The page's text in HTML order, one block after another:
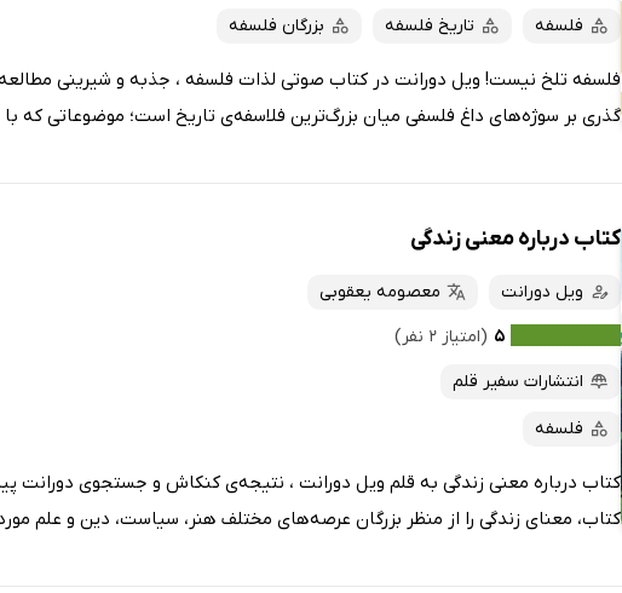
ارزان ترین‌ها
فلسفه تاریخ فلسفه بزرگان فلسفه
فلسفه تلخ نیست! ویل دورانت در کتاب صوتی لذات فلسفه ، جذبه و شیرینی
گذری بر سوژه‌های داغ فلسفی میان بزرگ‌ترین فلاسفه‌ی تاریخ است؛ موضوعاتی که
کتاب درباره معنی زندگی
ویل دورانت
معصومه یعقوبی
۵ (امتیاز ۲ نفر)
انتشارات سفیر قلم
فلسفه
کتاب درباره معنی زندگی به قلم ویل دورانت ، نتیجه‌ی کنکاش و جستجوی دورانت
کتاب، معنای زندگی را از منظر بزرگان عرصه‌های مختلف هنر، سیاست، دین و علم